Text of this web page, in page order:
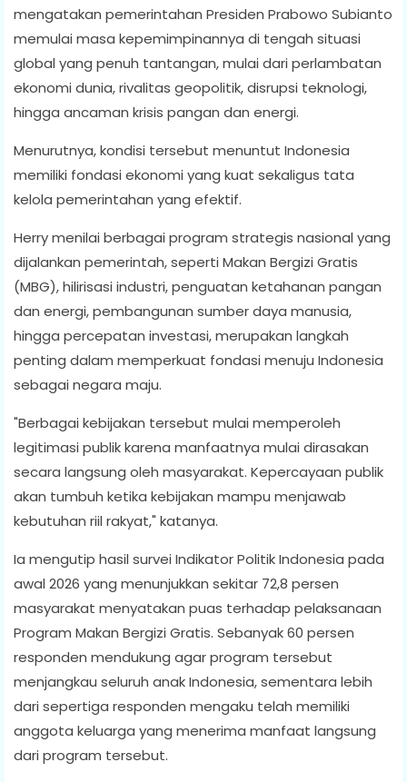
mengatakan pemerintahan Presiden Prabowo Subianto
memulai masa kepemimpinannya di tengah situasi
global yang penuh tantangan, mulai dari perlambatan
ekonomi dunia, rivalitas geopolitik, disrupsi teknologi,
hingga ancaman krisis pangan dan energi.
Menurutnya, kondisi tersebut menuntut Indonesia
memiliki fondasi ekonomi yang kuat sekaligus tata
kelola pemerintahan yang efektif.
Herry menilai berbagai program strategis nasional yang
dijalankan pemerintah, seperti Makan Bergizi Gratis
(MBG), hilirisasi industri, penguatan ketahanan pangan
dan energi, pembangunan sumber daya manusia,
hingga percepatan investasi, merupakan langkah
penting dalam memperkuat fondasi menuju Indonesia
sebagai negara maju.
"Berbagai kebijakan tersebut mulai memperoleh
legitimasi publik karena manfaatnya mulai dirasakan
secara langsung oleh masyarakat. Kepercayaan publik
akan tumbuh ketika kebijakan mampu menjawab
kebutuhan riil rakyat," katanya.
Ia mengutip hasil survei Indikator Politik Indonesia pada
awal 2026 yang menunjukkan sekitar 72,8 persen
masyarakat menyatakan puas terhadap pelaksanaan
Program Makan Bergizi Gratis. Sebanyak 60 persen
responden mendukung agar program tersebut
menjangkau seluruh anak Indonesia, sementara lebih
dari sepertiga responden mengaku telah memiliki
anggota keluarga yang menerima manfaat langsung
dari program tersebut.